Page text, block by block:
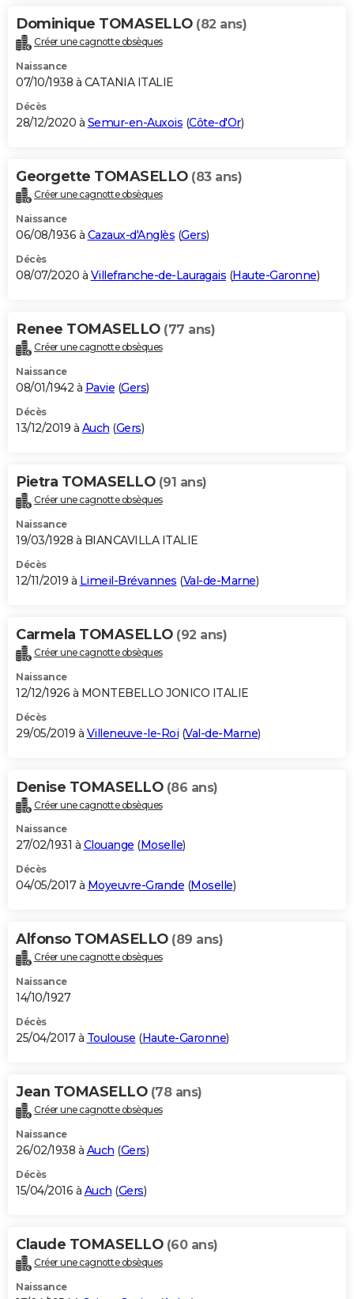
Dominique TOMASELLO (82 ans)
Créer une cagnotte obsèques
Naissance
07/10/1938 à CATANIA ITALIE
Décès
28/12/2020 à Semur-en-Auxois (Côte-d'Or)
Georgette TOMASELLO (83 ans)
Créer une cagnotte obsèques
Naissance
06/08/1936 à Cazaux-d'Anglès (Gers)
Décès
08/07/2020 à Villefranche-de-Lauragais (Haute-Garonne)
Renee TOMASELLO (77 ans)
Créer une cagnotte obsèques
Naissance
08/01/1942 à Pavie (Gers)
Décès
13/12/2019 à Auch (Gers)
Pietra TOMASELLO (91 ans)
Créer une cagnotte obsèques
Naissance
19/03/1928 à BIANCAVILLA ITALIE
Décès
12/11/2019 à Limeil-Brévannes (Val-de-Marne)
Carmela TOMASELLO (92 ans)
Créer une cagnotte obsèques
Naissance
12/12/1926 à MONTEBELLO JONICO ITALIE
Décès
29/05/2019 à Villeneuve-le-Roi (Val-de-Marne)
Denise TOMASELLO (86 ans)
Créer une cagnotte obsèques
Naissance
27/02/1931 à Clouange (Moselle)
Décès
04/05/2017 à Moyeuvre-Grande (Moselle)
Alfonso TOMASELLO (89 ans)
Créer une cagnotte obsèques
Naissance
14/10/1927
Décès
25/04/2017 à Toulouse (Haute-Garonne)
Jean TOMASELLO (78 ans)
Créer une cagnotte obsèques
Naissance
26/02/1938 à Auch (Gers)
Décès
15/04/2016 à Auch (Gers)
Claude TOMASELLO (60 ans)
Créer une cagnotte obsèques
Naissance